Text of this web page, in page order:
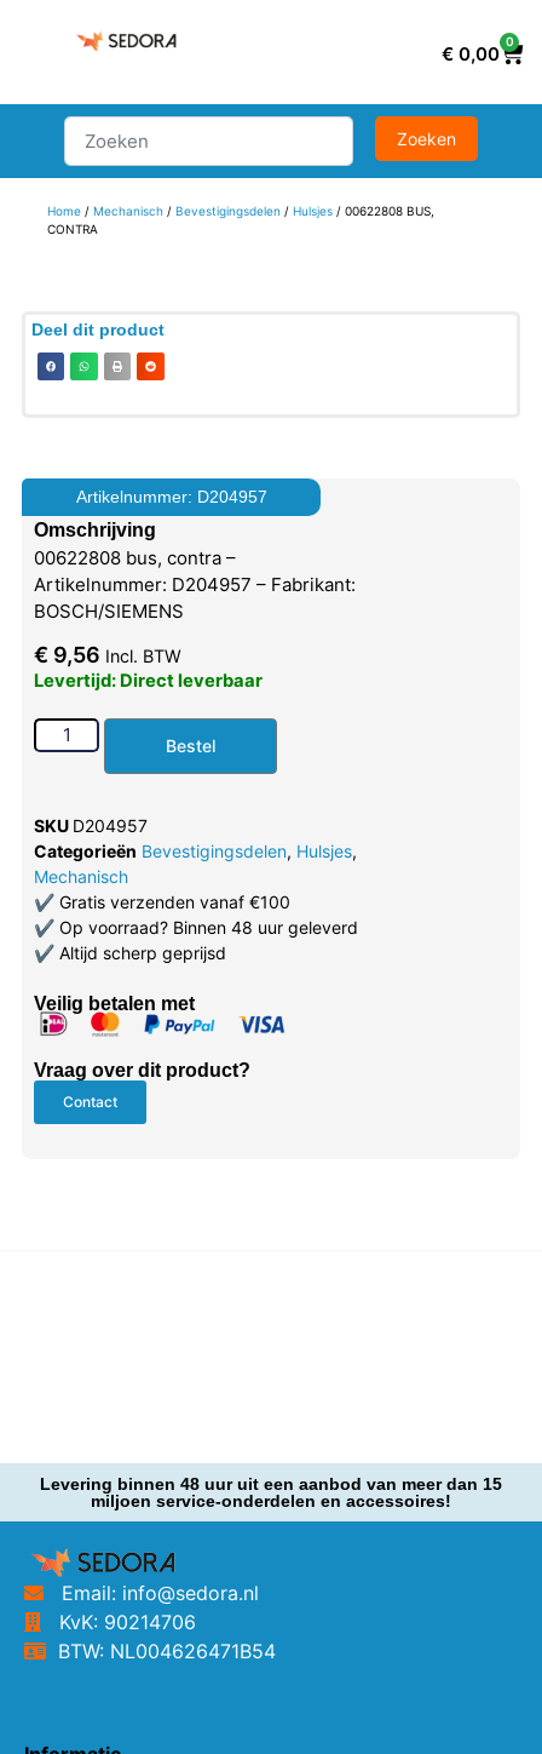
€ 0,00
0
Home/ Mechanisch/ Bevestigingsdelen / Hulsjes/ 00622808 BUS,
CONTRA
Deel dit product
Artikelnummer: D204957
Omschrijving
00622808 bus, contra –
Artikelnummer: D204957 – Fabrikant:
BOSCH/SIEMENS
€ 9,56 Incl. BTW
Levertijd: Direct leverbaar
Bestel
SKU D204957
Categorieën Bevestigingsdelen, Hulsjes,
Mechanisch
✔Gratis verzenden vanaf €100
✔Op voorraad? Binnen 48 uur geleverd
✔Altijd scherp geprijsd
Veilig betalen met
Vraag over dit product?
Contact
Levering binnen 48 uur uit een aanbod van meer dan 15
miljoen service-onderdelen en accessoires!
Email: info@sedora.nl
KvK: 90214706
BTW: NL004626471B54